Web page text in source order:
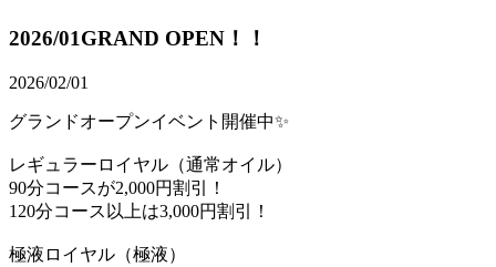
2026/01GRAND OPEN！！
2026/02/01
グランドオープンイベント開催中✨
レギュラーロイヤル（通常オイル）
90分コースが2,000円割引！
120分コース以上は3,000円割引！
極液ロイヤル（極液）